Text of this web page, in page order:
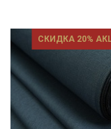
СКИДКА 20%